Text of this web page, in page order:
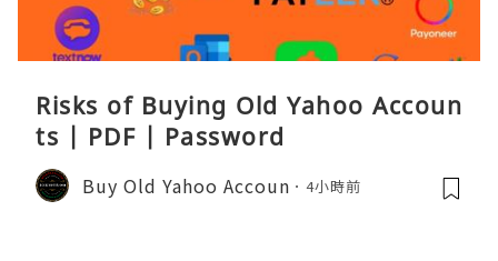
Risks of Buying Old Yahoo Accoun
ts | PDF | Password
Buy Old Yahoo Accoun 4小時前